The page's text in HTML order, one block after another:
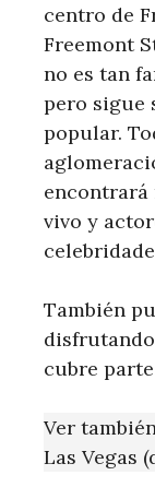
centro de
Freemont
no es tan
pero sigue
popular.
encontrará
vivo y
También
cubre
Ver
Las Vegas